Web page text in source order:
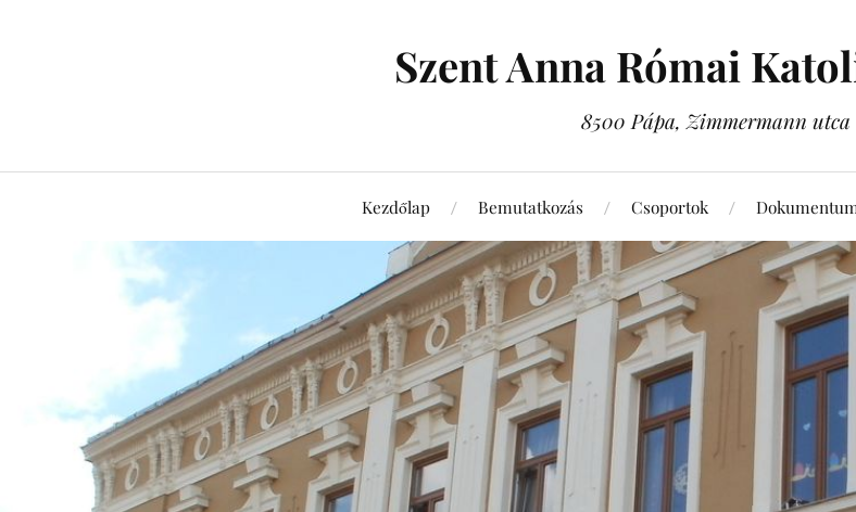
Szent Anna Római
8500 Pápa, Zimmermann utca
Kezdőlap Bemutatkozás Csoportok